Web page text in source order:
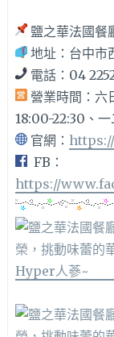
鹽之華法國餐
地址：台中市
電話：04
營業時間：六
18:00-22:30、一
官網：
FB：
https://